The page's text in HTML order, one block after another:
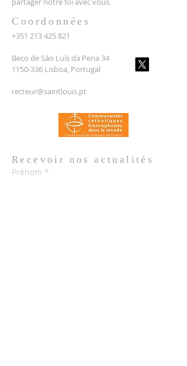
Coordonnées
+351 213 425 821
Beco de São Luís da Pena 34
1150-336 Lisboa, Portugal
recteur@saintlouis.pt
Recevoir nosactualités
Prénom *